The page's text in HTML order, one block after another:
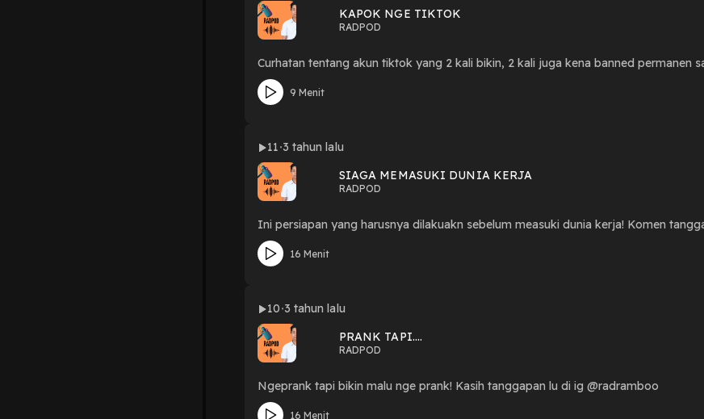
KAPOK NGE TIKTOK
RADPOD
Curhatan tentang akun tiktok yang 2 kali bikin, 2 kali juga kena banned permanen
9 Menit
11 3 tahun lalu
SIAGA MEMASUKI DUNIA KERJA
RADPOD
Ini persiapan yang harusnya dilakuakn sebelum measuki dunia kerja! Komen
16 Menit
10 3 tahun lalu
PRANK TAPI....
RADPOD
Ngeprank tapi bikin malu nge prank! Kasih tanggapan lu di ig @radramboo
16 Menit